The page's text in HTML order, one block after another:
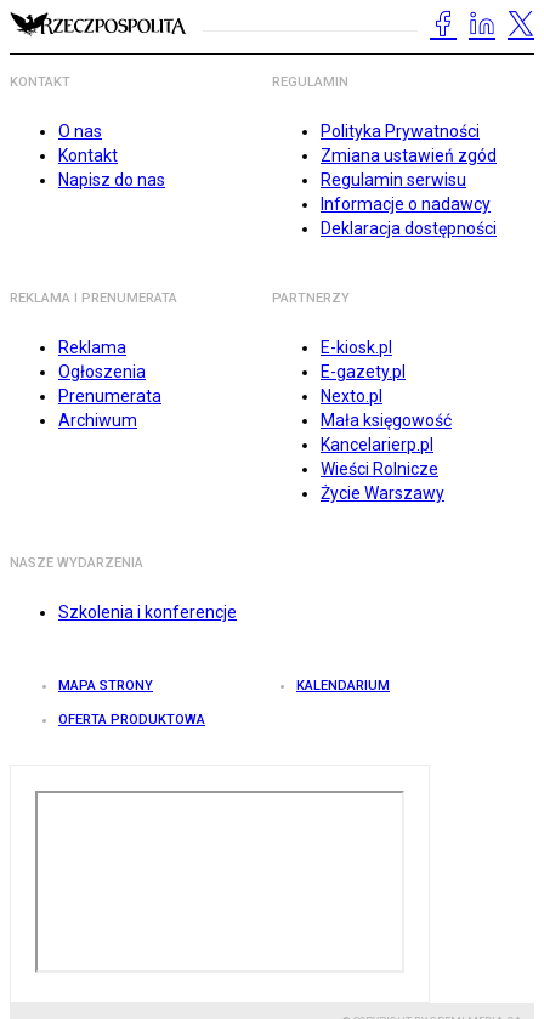
KONTAKT
O nas
Kontakt
Napisz do nas
REGULAMIN
Polityka Prywatności
Zmiana ustawień zgód
Regulamin serwisu
Informacje o nadawcy
Deklaracja dostępności
REKLAMA I PRENUMERATA
Reklama
Ogłoszenia
Prenumerata
Archiwum
PARTNERZY
E-kiosk.pl
E-gazety.pl
Nexto.pl
Mała księgowość
Kancelarierp.pl
Wieści Rolnicze
Życie Warszawy
NASZE WYDARZENIA
Szkolenia i konferencje
MAPA STRONY KALENDARIUM
OFERTA PRODUKTOWA